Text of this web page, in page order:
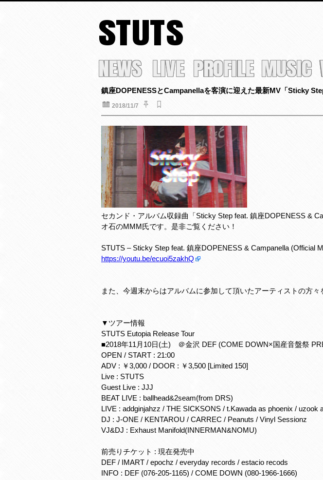
STUTS
NEWS LIVE PROFILE MUSIC
鎮座DOPENESSとCampanellaを客演に迎えた最新MV「Sticky
2018/11/7
セカンド・アルバム収録曲「Sticky Step feat. 鎮座DOPENESS &
オ石のMMM氏です。是非ご覧ください！
STUTS – Sticky Step feat. 鎮座DOPENESS & Campanella (Official
https://youtu.be/ecuoi5zakhQ
また、今週末からはアルバムに参加して頂いたアーティストの方
▼ツアー情報
STUTS Eutopia Release Tour
■2018年11月10日(土) ＠金沢 DEF (COME DOWN×国産音盤祭
OPEN / START : 21:00
ADV : ￥3,000 / DOOR : ￥3,500 [Limited 150]
Live : STUTS
Guest Live : JJJ
BEAT LIVE : ballhead&2seam(from DRS)
LIVE : addginjahzz / THE SICKSONS / t.Kawada as phoenix / uzook
DJ : J-ONE / KENTAROU / CARREC / Peanuts / Vinyl Sessionz
VJ&DJ : Exhaust Manifold(INNERMAN&NOMU)
前売りチケット : 現在発売中
DEF / IMART / epochz / everyday records / estacio recods
INFO : DEF (076-205-1165) / COME DOWN (080-1966-1666)